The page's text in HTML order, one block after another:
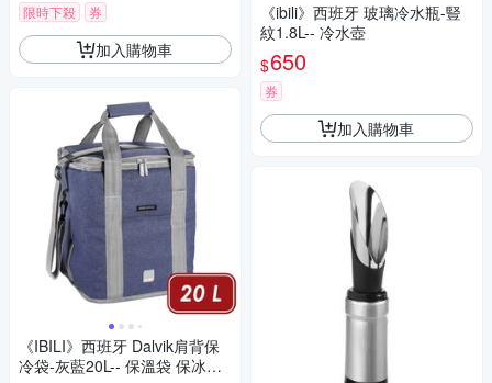
限時下殺
券
加入購物車
《IBILI》西班牙 Dalvik肩背保
冷袋-灰藍20L-- 保溫袋 保冰袋
《ibili》西班牙 玻璃冷水瓶-豎
紋1.8L-- 冷水壺
$650
券
加入購物車